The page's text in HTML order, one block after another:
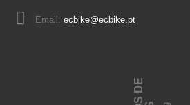
Email: ecbike@ecbike.pt